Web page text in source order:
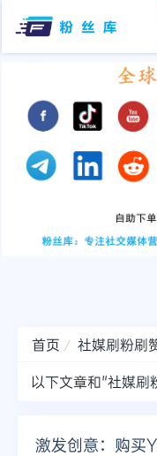
首页
社媒刷粉刷
以下文章和"社媒刷
激发创意：购买